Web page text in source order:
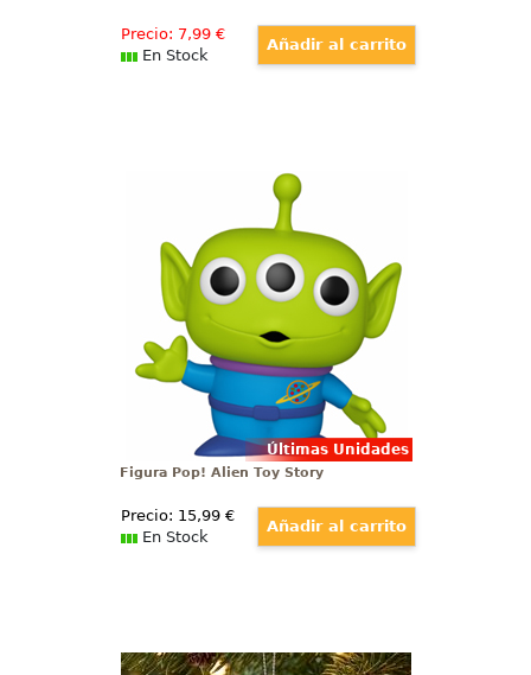
Precio: 7,99€
En Stock
Últimas Unidades
Figura Pop! Alien Toy Story
Lleva un pedazo de la aventura
espacial a tu hogar con la figura
Pop! de Alien de Toy Story. Este
coleccionable de vinilo, creado
por la reconocida firma Funko,
captura la esencia del simpático
extraterrestre con su diseño
característico.
Figura Pop! Alien Toy Story
Precio: 15,99€
En Stock
Figura Goofy Duende de Navidad